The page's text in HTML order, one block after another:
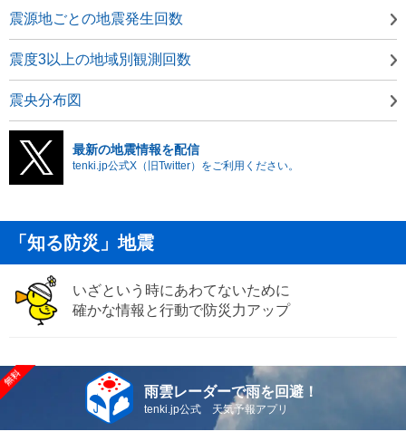
震源地ごとの地震発生回数
震度3以上の地域別観測回数
震央分布図
最新の地震情報を配信
tenki.jp公式X（旧Twitter）をご利用ください。
「知る防災」地震
いざという時にあわてないために
確かな情報と行動で防災力アップ
雨雲レーダーで雨を回避！
tenki.jp公式 天気予報アプリ